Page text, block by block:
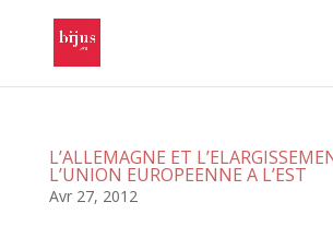
L’ALLEMAGNE ET
L’UNION EUROPEENNE A L’EST
Avr 27, 2012